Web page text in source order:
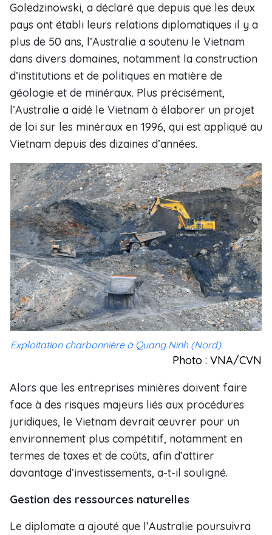
Goledzinowski, a déclaré que depuis que les deux
pays ont établi leurs relations diplomatiques il y a
plus de 50 ans, l’Australie a soutenu le Vietnam
dans divers domaines, notamment la construction
d’institutions et de politiques en matière de
géologie et de minéraux. Plus précisément,
l’Australie a aidé le Vietnam à élaborer un projet
de loi sur les minéraux en 1996, qui est appliqué au
Vietnam depuis des dizaines d’années.
Exploitation charbonnière à Quang Ninh (Nord).
Photo : VNA/CVN
Alors que les entreprises minières doivent faire
face à des risques majeurs liés aux procédures
juridiques, le Vietnam devrait œuvrer pour un
environnement plus compétitif, notamment en
termes de taxes et de coûts, afin d’attirer
davantage d’investissements, a-t-il souligné.
Gestion des ressources naturelles
Le diplomate a ajouté que l’Australie poursuivra